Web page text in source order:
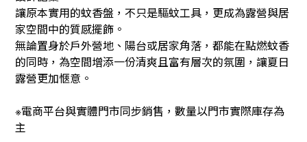
讓原本實用的蚊香盤，不只是驅蚊工具，更成為露營與居
家空間中的質感擺飾。
無論置身於戶外營地、陽台或居家角落，都能在點燃蚊香
的同時，為空間增添一份清爽且富有層次的氛圍，讓夏日
露營更加愜意。
※電商平台與實體門市同步銷售，數量以門市實際庫存為
主